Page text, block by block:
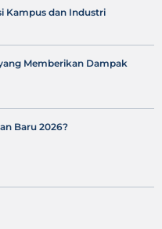
Kampus dan Industri
Memberikan Dampak
Baru 2026?